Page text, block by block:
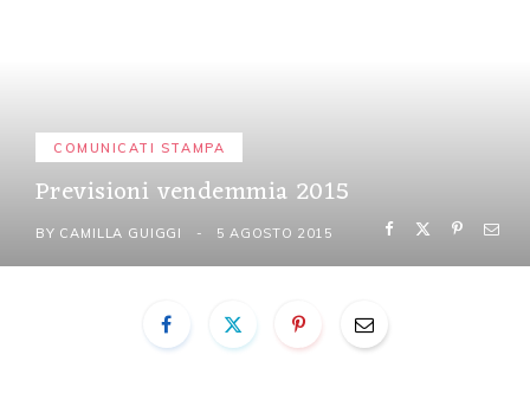
COMUNICATI STAMPA
Previsioni vendemmia 2015
BY CAMILLA GUIGGI 5 AGOSTO 2015